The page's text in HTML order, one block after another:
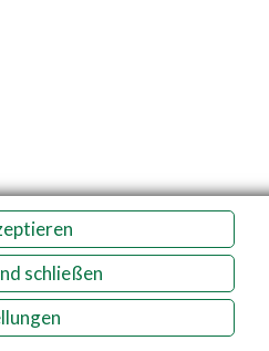
schließen